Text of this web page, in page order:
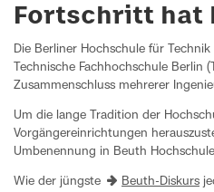
Fortschritt hat
Die Berliner Hochschule für
Technische Fachhochschule Berlin
Zusammenschluss mehrerer
Um die lange Tradition der
Vorgängereinrichtungen
Umbenennung in Beuth
Wie der jüngste Beuth-Diskurs